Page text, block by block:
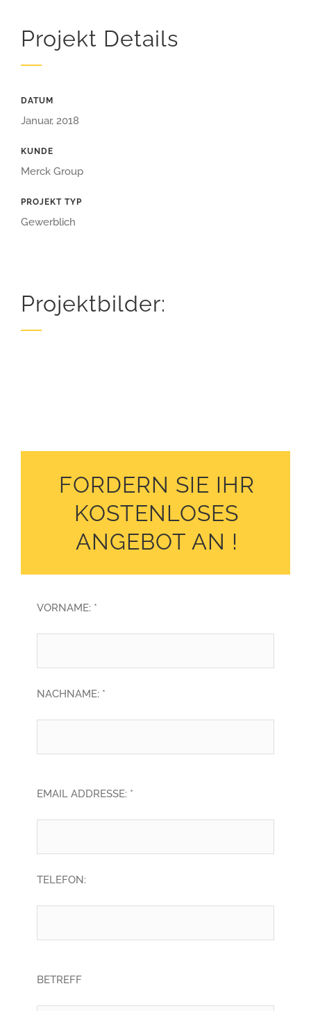
Projekt Details
DATUM
Januar, 2018
KUNDE
Merck Group
PROJEKT TYP
Gewerblich
Projektbilder:
FORDERN SIE IHR
KOSTENLOSES
ANGEBOT AN !
VORNAME: *
NACHNAME: *
EMAIL ADDRESSE: *
TELEFON:
BETREFF